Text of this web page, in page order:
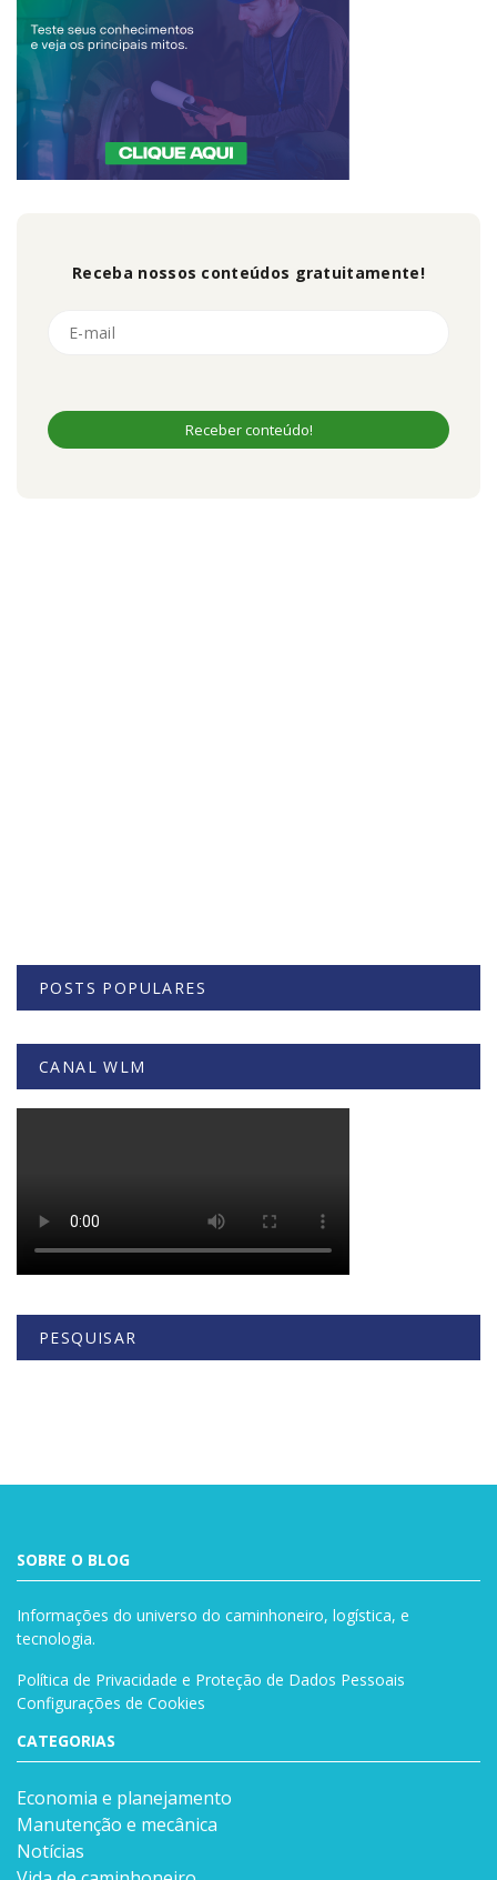
Receba nossos conteúdos gratuitamente!
POSTS POPULARES
CANAL WLM
PESQUISAR
SOBRE O BLOG
Informações do universo do caminhoneiro, logística, e
tecnologia.
Política de Privacidade e Proteção de Dados Pessoais
Configurações de Cookies
CATEGORIAS
Economia e planejamento
Manutenção e mecânica
Notícias